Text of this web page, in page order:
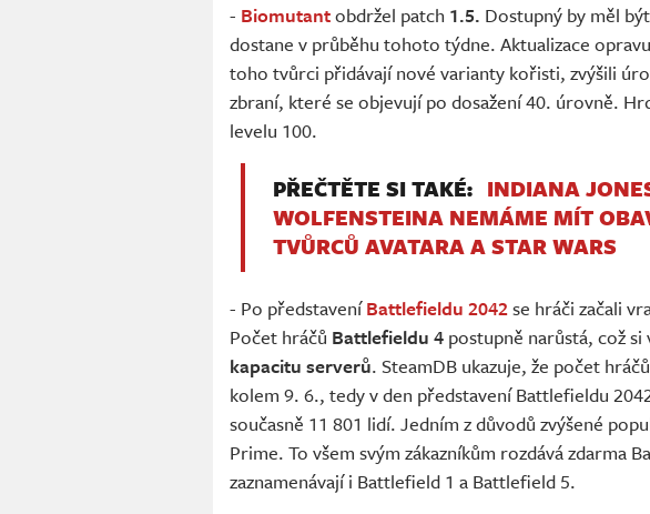
- Biomutantobdržel patch 1.5. Dostupný by měl
dostane v průběhu tohoto týdne. Aktualizace
toho tvůrci přidávají nové varianty kořisti, zvýšili
zbraní, které se objevují po dosažení 40. úrovně.
levelu 100.
PŘEČTĚTE SI TAKÉ: INDIANA
WOLFENSTEINA NEMÁME MÍT
TVŮRCŮ AVATARA A STAR WARS
- Po představeníBattlefieldu 2042se hráči začali
Počet hráčů Battlefieldu 4 postupně narůstá, což
kapacitu serverů. SteamDB ukazuje, že počet
kolem 9. 6., tedy v den představení Battlefieldu
současně 11 801 lidí. Jedním z důvodů zvýšené
Prime. To všem svým zákazníkům rozdává zdarma
zaznamenávají i Battlefield 1 a Battlefield 5.